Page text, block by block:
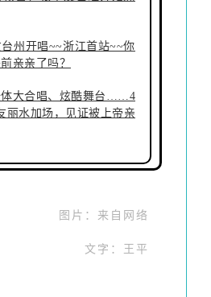
州开唱~~浙江首站~~你
亲亲了吗？
体大合唱、炫酷舞台……4
丽水加场，见证被上帝亲
图片：来自网络
文字：王平